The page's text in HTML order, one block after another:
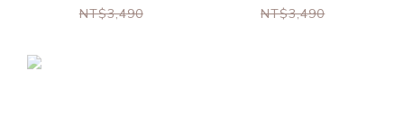
NT$3,490
NT$3,490